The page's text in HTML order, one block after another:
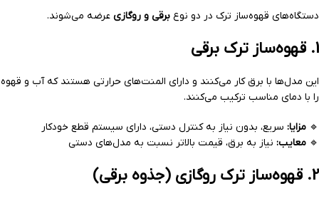
دستگاه‌های قهوه‌ساز ترک در دو نوع برقی و روگازی عرضه می‌شوند.
1. قهوه‌ساز ترک برقی
این مدل‌ها با برق کار می‌کنند و دارای المنت‌های حرارتی هستند که آب و قهوه
را با دمای مناسب ترکیب می‌کنند.
🔹 مزایا: سریع، بدون نیاز به کنترل دستی، دارای سیستم قطع خودکار
🔹 معایب: نیاز به برق، قیمت بالاتر نسبت به مدل‌های دستی
2. قهوه‌ساز ترک روگازی (جذوه برقی)